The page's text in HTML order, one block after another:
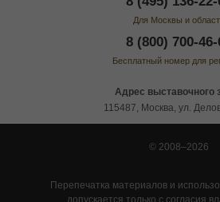
Для Москвы и
8 (800) 700-46-
Бесплатный номер для
Адрес выставочного
115487, Москва, ул.
© 2008–2026
Перепечатка материалов и
допускается только с согласия